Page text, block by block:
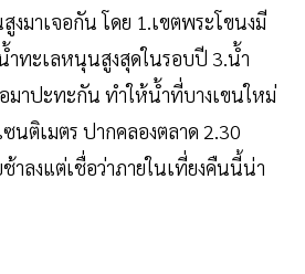
มาเจอกัน โดย 1.เขตพระโขนงมี
ำทะเลหนุนสูงสุดในรอบปี 3.น้ำ
าปะทะกัน ทำให้น้ำที่บางเขนใหม่
นติเมตร ปากคลองตลาด 2.30
าลงแต่เชื่อว่าภายในเที่ยงคืนนี้น่า